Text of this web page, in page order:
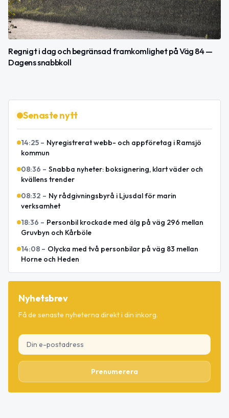
Regnigt i dag och begränsad framkomlighet på Väg 84 —
Dagens snabbkoll
Senaste nytt
14:25 – Nyregistrerat webb- och appföretag i Ramsjö
kommun
08:36 – Snabba nyheter: boksignering, klart väder och
kvällens trender
08:32 – Ny rådgivningsbyrå i Ljusdal för marin
verksamhet
18:36 – Personbil krockade med älg på väg 296 mellan
Gruvbyn och Kårböle
14:08 – Olycka med två personbilar på väg 83 mellan
Horne och Heden
Nyhetsbrev
Få de senaste nyheterna direkt i din inkorg.
Prenumerera